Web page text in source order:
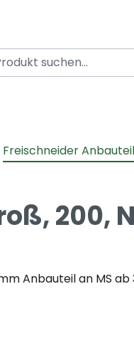
Freischneider
200,